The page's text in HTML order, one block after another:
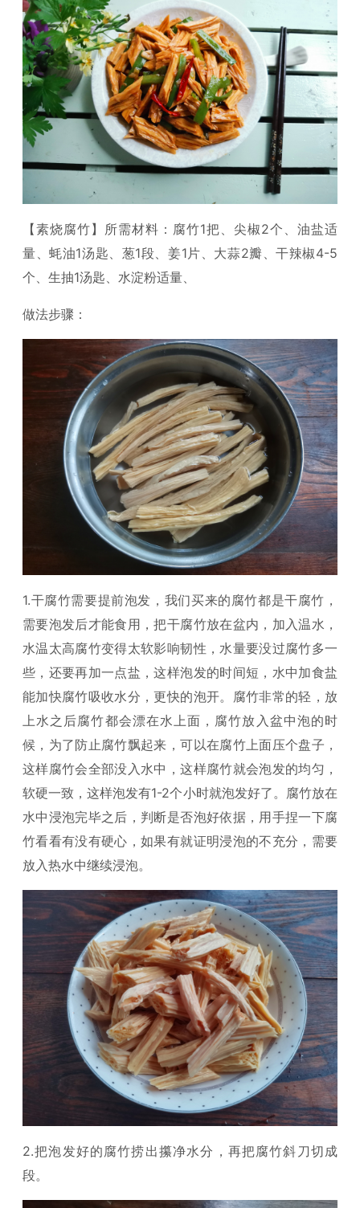
【素烧腐竹】所需材料：腐竹1把、尖椒2个、油盐适
量、蚝油1汤匙、葱1段、姜1片、大蒜2瓣、干辣椒4-5
个、生抽1汤匙、水淀粉适量、
做法步骤：
1.干腐竹需要提前泡发，我们买来的腐竹都是干腐竹，
需要泡发后才能食用，把干腐竹放在盆内，加入温水，
水温太高腐竹变得太软影响韧性，水量要没过腐竹多一
些，还要再加一点盐，这样泡发的时间短，水中加食盐
能加快腐竹吸收水分，更快的泡开。腐竹非常的轻，放
上水之后腐竹都会漂在水上面，腐竹放入盆中泡的时
候，为了防止腐竹飘起来，可以在腐竹上面压个盘子，
这样腐竹会全部没入水中，这样腐竹就会泡发的均匀，
软硬一致，这样泡发有1-2个小时就泡发好了。腐竹放在
水中浸泡完毕之后，判断是否泡好依据，用手捏一下腐
竹看看有没有硬心，如果有就证明浸泡的不充分，需要
放入热水中继续浸泡。
2.把泡发好的腐竹捞出攥净水分，再把腐竹斜刀切成
段。